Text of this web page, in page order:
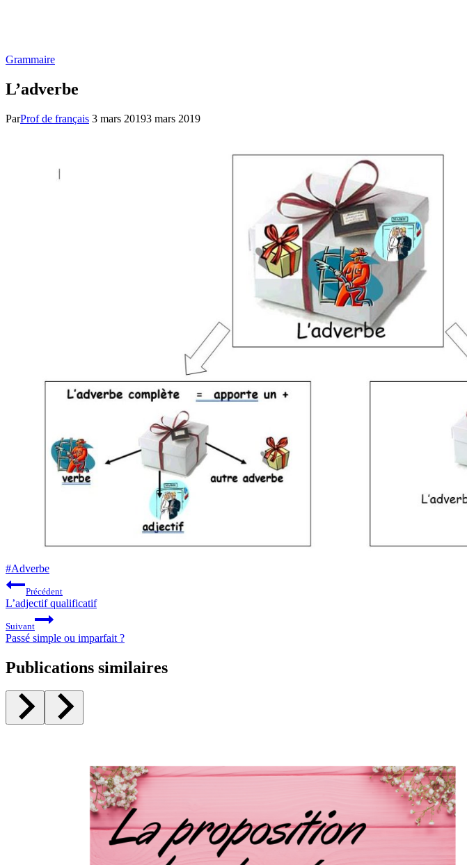
Grammaire
L’adverbe
ParProf de français 3 mars 20193 mars 2019
Étiquettes
de
la
publication :
#Adverbe
Navigation
de
l’article
Précédent
L’adjectif qualificatif
Suivant
Passé simple ou imparfait ?
Publications similaires